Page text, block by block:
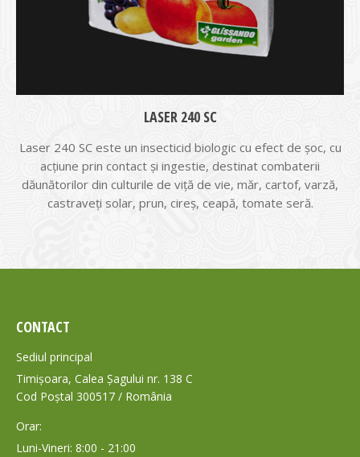
LASER 240 SC
Laser 240 SC este un insecticid biologic cu efect de șoc, cu
acțiune prin contact și ingestie, destinat combaterii
dăunătorilor din culturile de viță de vie, măr, cartof, varză,
castraveți solar, prun, cireș, ceapă, tomate seră.
CONTACT
Sediul principal
Timișoara, Calea Șagului nr. 138 C
Cod Poștal 300517 / România
Orar:
Luni-Vineri: 8:00 - 21:00